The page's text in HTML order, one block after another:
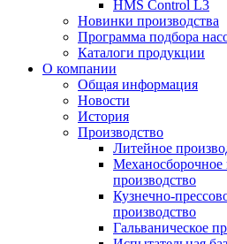
HMS Control L3
Новинки производства
Программа подбора
Каталоги продукции
О компании
Общая информация
Новости
История
Производство
Литейное
Механосборочное
производство
Кузнечно-
производство
Гальваническое